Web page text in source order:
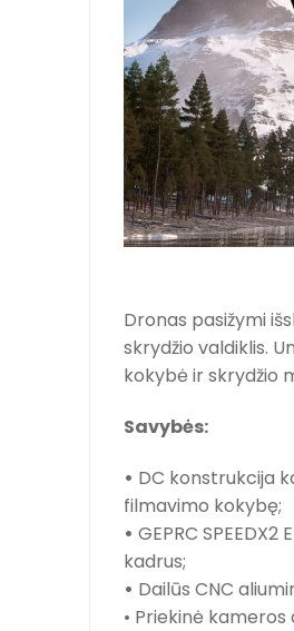
Dronas pasižymi
skrydžio valdiklis.
kokybė ir skrydžio
Savybės:
• DC konstrukcija
filmavimo kokybę;
• GEPRC
kadrus;
• Dailūs CNC
• Priekinė